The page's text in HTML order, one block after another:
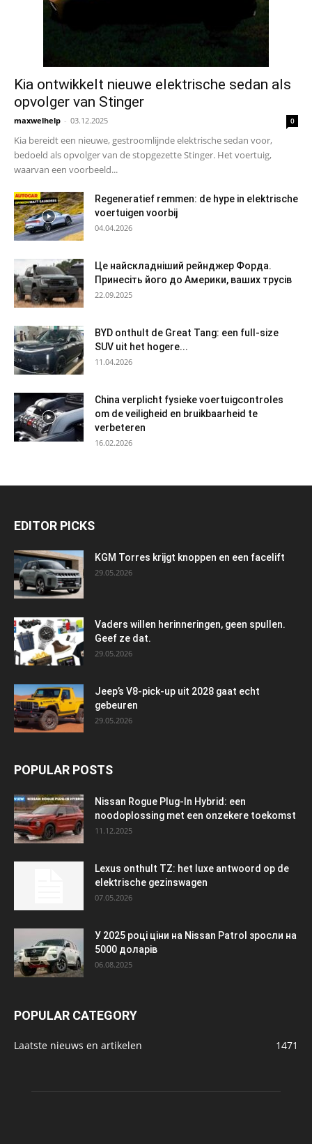
Kia ontwikkelt nieuwe elektrische sedan als
opvolger van Stinger
maxwelhelp - 03.12.2025 0
Kia bereidt een nieuwe, gestroomlijnde elektrische sedan voor,
bedoeld als opvolger van de stopgezette Stinger. Het voertuig,
waarvan een voorbeeld...
Regeneratief remmen: de hype in elektrische
voertuigen voorbij
04.04.2026
Це найскладніший рейнджер Форда.
Принесіть його до Америки, ваших трусів
22.09.2025
BYD onthult de Great Tang: een full-size
SUV uit het hogere...
11.04.2026
China verplicht fysieke voertuigcontroles
om de veiligheid en bruikbaarheid te
verbeteren
16.02.2026
EDITOR PICKS
KGM Torres krijgt knoppen en een facelift
29.05.2026
Vaders willen herinneringen, geen spullen.
Geef ze dat.
29.05.2026
Jeep’s V8-pick-up uit 2028 gaat echt
gebeuren
29.05.2026
POPULAR POSTS
Nissan Rogue Plug-In Hybrid: een
noodoplossing met een onzekere toekomst
11.12.2025
Lexus onthult TZ: het luxe antwoord op de
elektrische gezinswagen
07.05.2026
У 2025 році ціни на Nissan Patrol зросли на
5000 доларів
06.08.2025
POPULAR CATEGORY
Laatste nieuws en artikelen 1471